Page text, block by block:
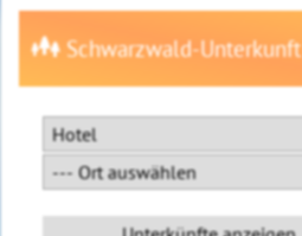
Schwarzwald-Unterkunft